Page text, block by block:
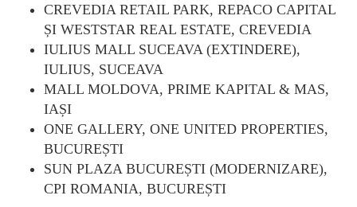
CREVEDIA RETAIL PARK, REPACO CAPITAL
ȘI WESTSTAR REAL ESTATE, CREVEDIA
IULIUS MALL SUCEAVA (EXTINDERE),
IULIUS, SUCEAVA
MALL MOLDOVA, PRIME KAPITAL & MAS,
IAȘI
ONE GALLERY, ONE UNITED PROPERTIES,
BUCUREȘTI
SUN PLAZA BUCUREȘTI (MODERNIZARE),
CPI ROMANIA, BUCUREȘTI